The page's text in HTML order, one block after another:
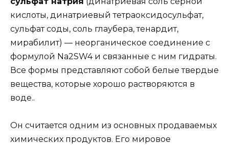
кислоты, динатриевый тетраоксидосульфат,
сульфат соды, соль глаубера, тенардит,
мирабилит) — неорганическое соединение с
формулой Na2SW4 и связанные с ним гидраты.
Все формы представляют собой белые твердые
вещества, которые хорошо растворяются в
воде..
Он считается одним из основных продаваемых
химических продуктов. Его мировое